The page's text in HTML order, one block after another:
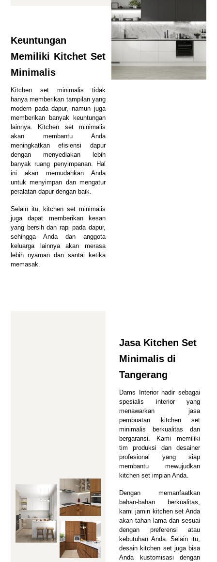
Keuntungan
Memiliki Kitchet Set
Minimalis
Kitchen set minimalis tidak
hanya memberikan tampilan yang
modern pada dapur, namun juga
memberikan banyak keuntungan
lainnya. Kitchen set minimalis
akan membantu Anda
meningkatkan efisiensi dapur
dengan menyediakan lebih
banyak ruang penyimpanan. Hal
ini akan memudahkan Anda
untuk menyimpan dan mengatur
peralatan dapur dengan baik.
Selain itu, kitchen set minimalis
juga dapat memberikan kesan
yang bersih dan rapi pada dapur,
sehingga Anda dan anggota
keluarga lainnya akan merasa
lebih nyaman dan santai ketika
memasak.
Jasa Kitchen Set
Minimalis di
Tangerang
Dams Interior hadir sebagai
spesialis interior yang
menawarkan jasa
pembuatan kitchen set
minimalis berkualitas dan
bergaransi. Kami memiliki
tim produksi dan desainer
profesional yang siap
membantu mewujudkan
kitchen set impian Anda.
Dengan memanfaatkan
bahan-bahan berkualitas,
kami jamin kitchen set Anda
akan tahan lama dan sesuai
dengan preferensi atau
kebutuhan Anda. Selain itu,
desain kitchen set juga bisa
Anda kustomisasi dengan